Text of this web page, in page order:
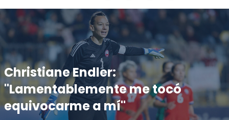
Christiane Endler:
"Lamentablemente me tocó
equivocarme a mí"